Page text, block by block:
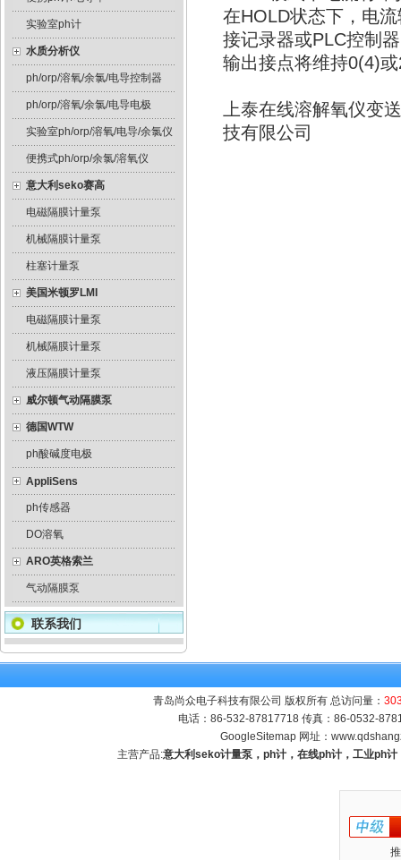
实验室ph计
水质分析仪
ph/orp/溶氧/余氯/电导控制器
ph/orp/溶氧/余氯/电导电极
实验室ph/orp/溶氧/电导/余氯仪
便携式ph/orp/余氯/溶氧仪
意大利seko赛高
电磁隔膜计量泵
机械隔膜计量泵
柱塞计量泵
美国米顿罗LMI
电磁隔膜计量泵
机械隔膜计量泵
液压隔膜计量泵
威尔顿气动隔膜泵
德国WTW
ph酸碱度电极
AppliSens
ph传感器
DO溶氧
ARO英格索兰
气动隔膜泵
联系我们
在HOLD状态下，电
接记录器或PLC控制
输出接点将维持0(4)
上泰在线溶解氧仪变
技有限公司
青岛尚众电子科技有限公司 版权所有 总访问量：
电话：86-532-87817718 传真：86-0532-
GoogleSitemap 网址：
主营产品:意大利seko计量泵，ph计，在线ph计，工业ph